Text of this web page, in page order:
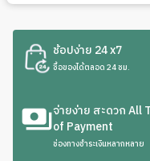
ช้อปง่าย 24 x7
ซื้อของได้ตลอด 24 ชม.
จ่ายง่าย สะดวก All
of Payment
ช่องทางชำระเงินหลากหลาย